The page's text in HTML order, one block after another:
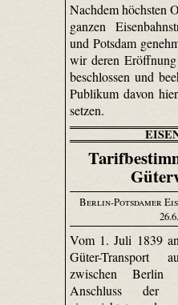
Nachdem höchsten
ganzen
und Potsdam
wir deren
beschlossen und
Publikum davon
setzen.
Berlin-Potsdamer
Vom 1. Juli 1839
Güter-Transport
zwischen
Anschluss der